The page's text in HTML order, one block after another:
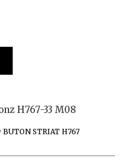
H767-33 M08
BUTON STRIAT H767